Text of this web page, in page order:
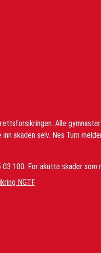
Alle
skaden selv. Nes Turn
100. For akutte skader
NGTF